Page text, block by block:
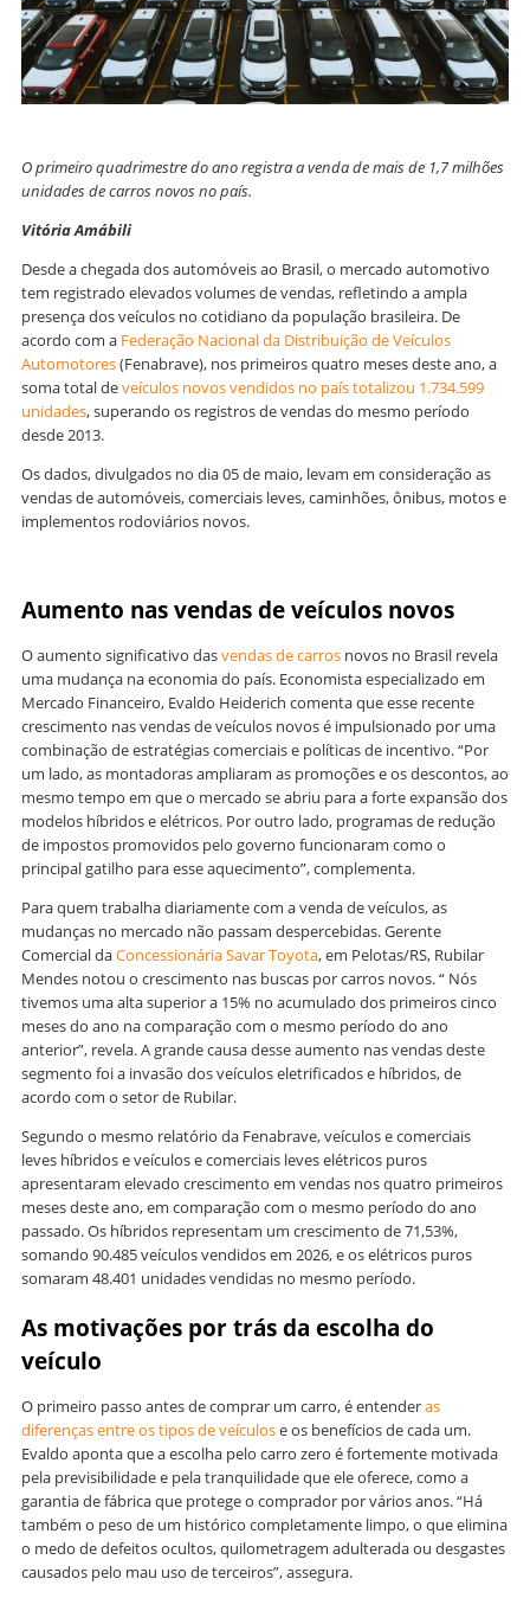
O primeiro quadrimestre do ano registra a venda de mais de 1,7 milhões
unidades de carros novos no país.
Vitória Amábili
Desde a chegada dos automóveis ao Brasil, o mercado automotivo
tem registrado elevados volumes de vendas, refletindo a ampla
presença dos veículos no cotidiano da população brasileira. De
acordo com a Federação Nacional da Distribuição de Veículos
Automotores(Fenabrave), nos primeiros quatro meses deste ano, a
soma total deveículos novos vendidos no país totalizou 1.734.599
unidades, superando os registros de vendas do mesmo período
desde 2013.
Os dados, divulgados no dia 05 de maio, levam em consideração as
vendas de automóveis, comerciais leves, caminhões, ônibus, motos e
implementos rodoviários novos.
Aumento nas vendas de veículos novos
O aumento significativo dasvendas de carros novos no Brasil revela
uma mudança na economia do país. Economista especializado em
Mercado Financeiro, Evaldo Heiderich comenta que esse recente
crescimento nas vendas de veículos novos é impulsionado por uma
combinação de estratégias comerciais e políticas de incentivo. “Por
um lado, as montadoras ampliaram as promoções e os descontos, ao
mesmo tempo em que o mercado se abriu para a forte expansão dos
modelos híbridos e elétricos. Por outro lado, programas de redução
de impostos promovidos pelo governo funcionaram como o
principal gatilho para esse aquecimento”, complementa.
Para quem trabalha diariamente com a venda de veículos, as
mudanças no mercado não passam despercebidas. Gerente
Comercial daConcessionária Savar Toyota, em Pelotas/RS, Rubilar
Mendes notou o crescimento nas buscas por carros novos. “ Nós
tivemos uma alta superior a 15% no acumulado dos primeiros cinco
meses do ano na comparação com o mesmo período do ano
anterior”, revela. A grande causa desse aumento nas vendas deste
segmento foi a invasão dos veículos eletrificados e híbridos, de
acordo com o setor de Rubilar.
Segundo o mesmo relatório da Fenabrave, veículos e comerciais
leves híbridos e veículos e comerciais leves elétricos puros
apresentaram elevado crescimento em vendas nos quatro primeiros
meses deste ano, em comparação com o mesmo período do ano
passado. Os híbridos representam um crescimento de 71,53%,
somando 90.485 veículos vendidos em 2026, e os elétricos puros
somaram 48.401 unidades vendidas no mesmo período.
As motivações por trás da escolha do
veículo
O primeiro passo antes de comprar um carro, é entenderas
diferenças entre os tipos de veículose os benefícios de cada um.
Evaldo aponta que a escolha pelo carro zero é fortemente motivada
pela previsibilidade e pela tranquilidade que ele oferece, como a
garantia de fábrica que protege o comprador por vários anos. “Há
também o peso de um histórico completamente limpo, o que elimina
o medo de defeitos ocultos, quilometragem adulterada ou desgastes
causados pelo mau uso de terceiros”, assegura.